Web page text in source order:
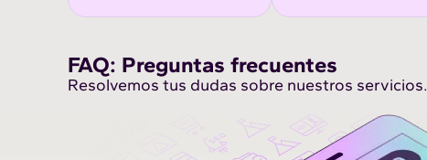
FAQ: Preguntas frecuentes
Resolvemos tus dudas sobre nuestros servicios.